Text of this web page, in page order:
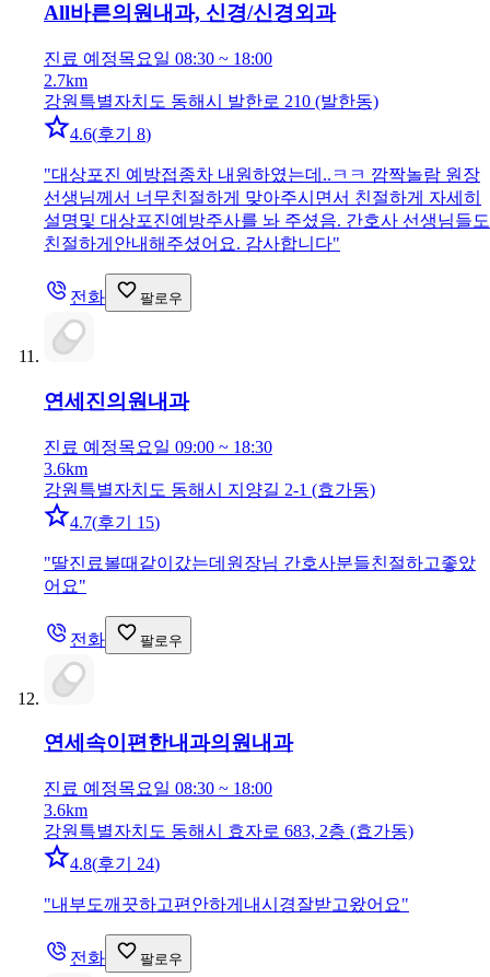
All바른의원내과, 신경/신경외과
진료 예정목요일 08:30 ~ 18:00
2.7km
강원특별자치도 동해시 발한로 210 (발한동)
4.6(후기 8)
"대상포진 예방접종차 내원하였는데..ㅋㅋ 깜짝놀람 원장
선생님께서 너무친절하게 맞아주시면서 친절하게 자세히
설명및 대상포진예방주사를 놔 주셨음. 간호사 선생님들도
친절하게안내해주셨어요. 감사합니다"
전화 팔로우
연세진의원 내과
진료 예정목요일 09:00 ~ 18:30
3.6km
강원특별자치도 동해시 지양길 2-1 (효가동)
4.7(후기 15)
"딸진료볼때같이갔는데원장님 간호사분들친절하고좋았
어요"
전화 팔로우
연세속이편한내과의원내과
진료 예정목요일 08:30 ~ 18:00
3.6km
강원특별자치도 동해시 효자로 683, 2층 (효가동)
4.8(후기 24)
"내부도깨끗하고편안하게내시경잘받고왔어요"
전화 팔로우